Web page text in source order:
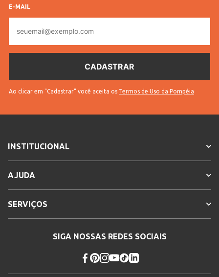
E-MAIL
mail
Ao clicar em "Cadastrar" você aceita os Termos de Uso da Pompéia
INSTITUCIONAL
AJUDA
SERVIÇOS
SIGA NOSSAS REDES SOCIAIS